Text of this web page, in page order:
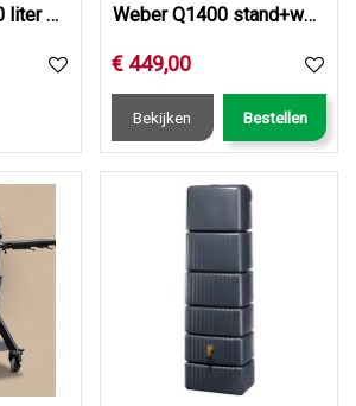
Kruiwagen met 80 liter plaatstalen bak Weber Q1400 stand+werkblad dark grey
€ 449,00
Bekijken Bestellen